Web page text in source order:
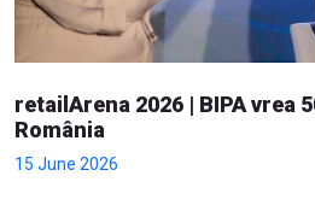
retailArena 2026 | BIPA vrea
România
15 June 2026